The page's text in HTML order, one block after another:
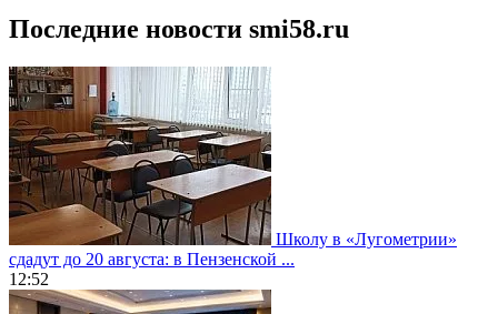
Последние новости smi58.ru
Школу в «Лугометрии»
сдадут до 20 августа: в Пензенской ...
12:52